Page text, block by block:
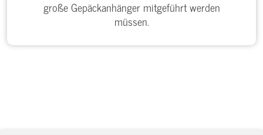
große Gepäckanhänger mitgeführt werden
müssen.